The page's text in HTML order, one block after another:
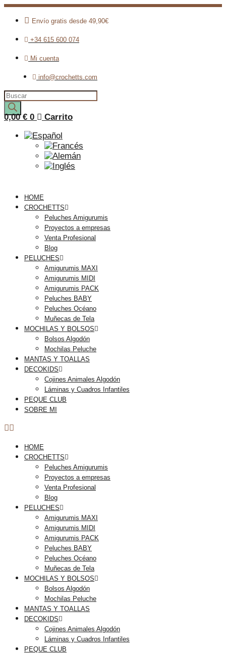
Envío gratis desde 49,90€
+34 615 600 074
Mi cuenta
info@crochetts.com
Búsqueda
de
productos
0,00€ 0 Carrito
HOME
CROCHETTS
Peluches Amigurumis
Proyectos a empresas
Venta Profesional
Blog
PELUCHES
Amigurumis MAXI
Amigurumis MIDI
Amigurumis PACK
Peluches BABY
Peluches Océano
Muñecas de Tela
MOCHILAS Y BOLSOS
Bolsos Algodón
Mochilas Peluche
MANTAS Y TOALLAS
DECOKIDS
Cojines Animales Algodón
Láminas y Cuadros Infantiles
PEQUE CLUB
SOBRE MI
HOME
CROCHETTS
Peluches Amigurumis
Proyectos a empresas
Venta Profesional
Blog
PELUCHES
Amigurumis MAXI
Amigurumis MIDI
Amigurumis PACK
Peluches BABY
Peluches Océano
Muñecas de Tela
MOCHILAS Y BOLSOS
Bolsos Algodón
Mochilas Peluche
MANTAS Y TOALLAS
DECOKIDS
Cojines Animales Algodón
Láminas y Cuadros Infantiles
PEQUE CLUB